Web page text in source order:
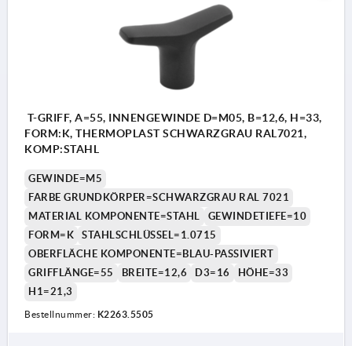
T-GRIFF, A=55, INNENGEWINDE D=M05, B=12,6, H=33,
FORM:K, THERMOPLAST SCHWARZGRAU RAL7021,
KOMP:STAHL
GEWINDE=M5
FARBE GRUNDKÖRPER=SCHWARZGRAU RAL 7021
MATERIAL KOMPONENTE=STAHL
GEWINDETIEFE=10
FORM=K
STAHLSCHLÜSSEL=1.0715
OBERFLÄCHE KOMPONENTE=BLAU-PASSIVIERT
GRIFFLÄNGE=55
BREITE=12,6 D3=16
HÖHE=33
H1=21,3
Bestellnummer: K2263.5505